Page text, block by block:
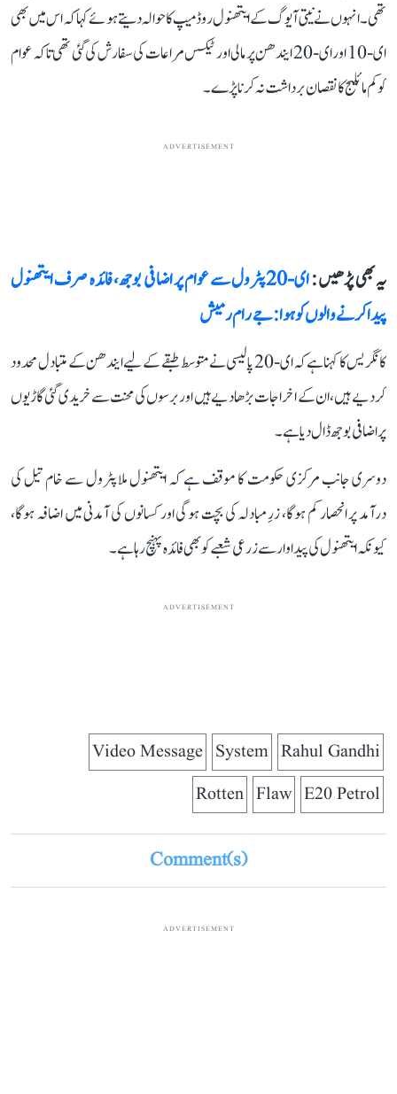
تھی۔ انہوں نے نیتی آیوگ کے ایتھنول روڈ میپ کا حوالہ دیتے ہوئے کہا کہ اس میں بھی
ای-10 اور ای-20 ایندھن پر مالی اور ٹیکس مراعات کی سفارش کی گئی تھی تاکہ عوام
کو کم مائلیج کا نقصان برداشت نہ کرنا پڑے۔
ADVERTISEMENT
یہ بھی پڑھیں :
ای-20 پٹرول سے عوام پر اضافی بوجھ، فائدہ صرف ایتھنول
پیدا کرنے والوں کو ہوا: جے رام رمیش
کانگریس کا کہنا ہے کہ ای-20 پالیسی نے متوسط طبقے کے لیے ایندھن کے متبادل محدود
کر دیے ہیں، ان کے اخراجات بڑھا دیے ہیں اور برسوں کی محنت سے خریدی گئی گاڑیوں
پر اضافی بوجھ ڈال دیا ہے۔
دوسری جانب مرکزی حکومت کا موقف ہے کہ ایتھنول ملا پٹرول سے خام تیل کی
درآمد پر انحصار کم ہوگا، زرِ مبادلہ کی بچت ہوگی اور کسانوں کی آمدنی میں اضافہ ہوگا،
کیونکہ ایتھنول کی پیداوار سے زرعی شعبے کو بھی فائدہ پہنچ رہا ہے۔
ADVERTISEMENT
Rahul Gandhi
System
Video Message
E20 Petrol
Flaw
Rotten
Comment(s)
ADVERTISEMENT